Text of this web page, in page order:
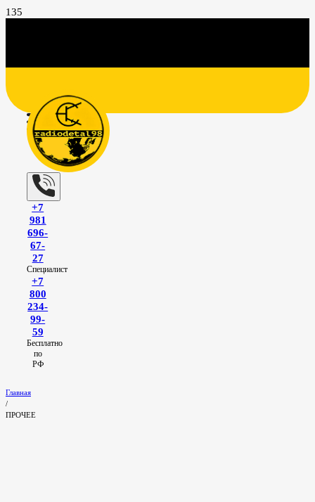
+7
981
696-
67-
27
Специалист
+7
800
234-
99-
59
Бесплатно
по
РФ
Главная
/
ПРОЧЕЕ